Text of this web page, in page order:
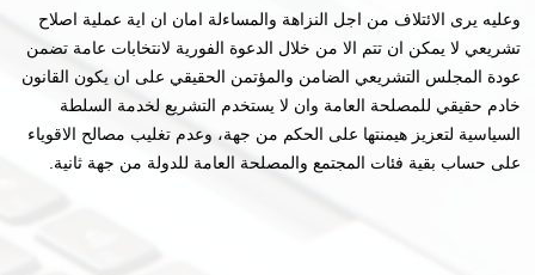
وعليه يرى الائتلاف من اجل النزاهة والمساءلة امان ان اية عملية اصلاح
تشريعي لا يمكن ان تتم الا من خلال الدعوة الفورية لانتخابات عامة تضمن
عودة المجلس التشريعي الضامن والمؤتمن الحقيقي على ان يكون القانون
خادم حقيقي للمصلحة العامة وان لا يستخدم التشريع لخدمة السلطة
السياسية لتعزيز هيمنتها على الحكم من جهة، وعدم تغليب مصالح الاقوياء
على حساب بقية فئات المجتمع والمصلحة العامة للدولة من جهة ثانية.